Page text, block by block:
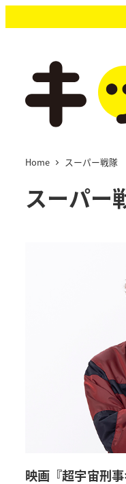
イ
Home スーパー戦隊
スーパー
映画『超宇宙刑